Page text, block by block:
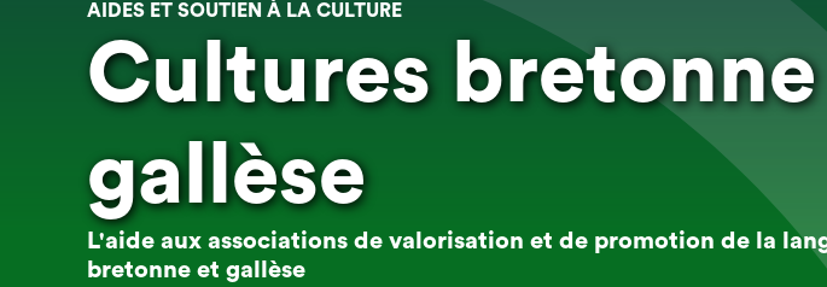
AIDES ET SOUTIEN À LA CULTURE
Cultures
gallèse
L'aide aux associations de valorisation et de promotion de la
bretonne et gallèse